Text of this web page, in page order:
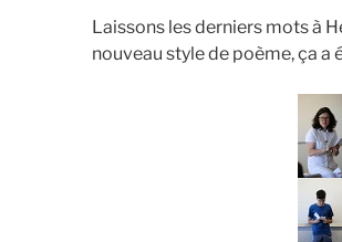
Laissons les derniers mots à
nouveau style de poème, ça a